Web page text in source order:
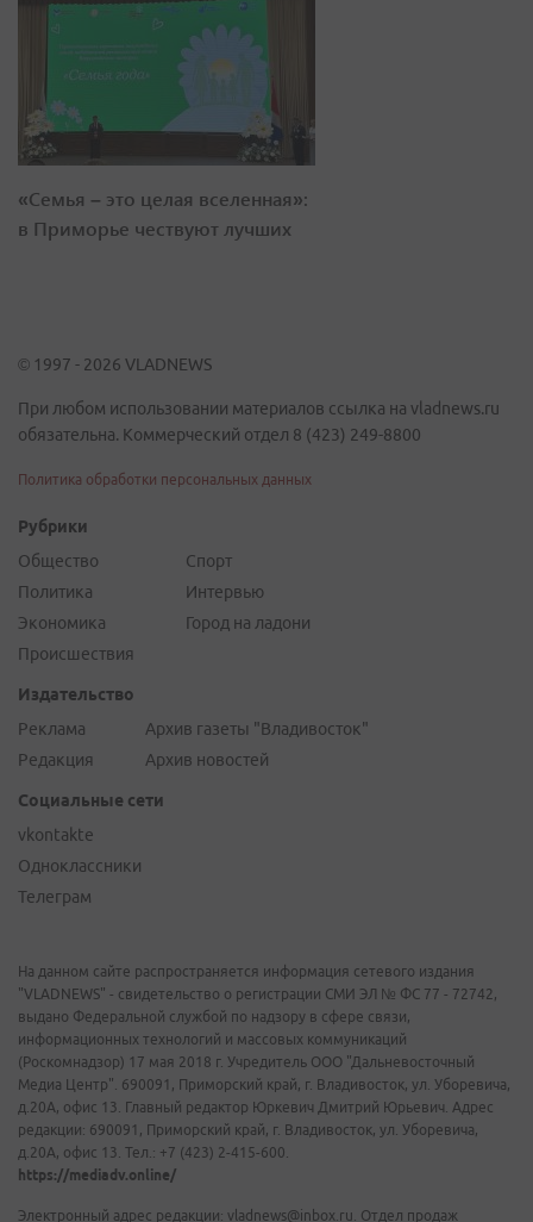
«Семья – это целая вселенная»:
в Приморье чествуют лучших
© 1997 - 2026 VLADNEWS
При любом использовании материалов ссылка на vladnews.ru
обязательна. Коммерческий отдел 8 (423) 249-8800
Политика обработки персональных данных
Рубрики
Общество
Политика
Экономика
Происшествия
Спорт
Интервью
Город на ладони
Издательство
Реклама
Редакция
Архив газеты "Владивосток"
Архив новостей
Социальные сети
vkontakte
Одноклассники
Телеграм
На данном сайте распространяется информация сетевого издания
"VLADNEWS" - свидетельство о регистрации СМИ ЭЛ № ФС 77 - 72742,
выдано Федеральной службой по надзору в сфере связи,
информационных технологий и массовых коммуникаций
(Роскомнадзор) 17 мая 2018 г. Учредитель ООО "Дальневосточный
Медиа Центр". 690091, Приморский край, г. Владивосток, ул. Уборевича,
д.20А, офис 13. Главный редактор Юркевич Дмитрий Юрьевич. Адрес
редакции: 690091, Приморский край, г. Владивосток, ул. Уборевича,
д.20А, офис 13. Тел.: +7 (423) 2-415-600.
https://mediadv.online/
Электронный адрес редакции: vladnews@inbox.ru. Отдел продаж